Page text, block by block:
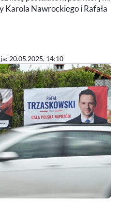
Karola Nawrockiego i Rafała
20.05.2025, 14:10